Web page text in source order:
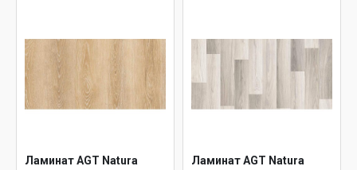
Ламинат AGT Natura
Ламинат AGT Natura